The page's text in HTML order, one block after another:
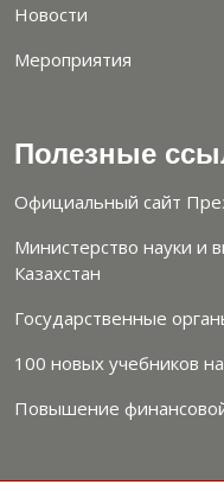
Новости
Мероприятия
Полезные
Официальный сайт
Министерство науки и
Казахстан
Государственные
100 новых учебников
Повышение